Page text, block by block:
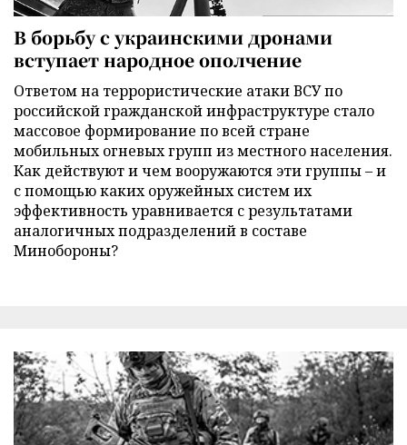
В борьбу с украинскими дронами
вступает народное ополчение
Ответом на террористические атаки ВСУ по
российской гражданской инфраструктуре стало
массовое формирование по всей стране
мобильных огневых групп из местного населения.
Как действуют и чем вооружаются эти группы – и
с помощью каких оружейных систем их
эффективность уравнивается с результатами
аналогичных подразделений в составе
Минобороны?